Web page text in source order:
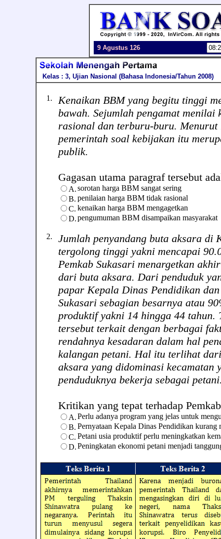
9 Agustus 126
Kelas : 3, Ujian Nasional (Bahasa Indonesia/Tahun 2008)
1. Kenaikan BBM yang begitu tinggi
bawah. Sejumlah pengamat
rasional dan terburu-buru. Menurut
pemerintah soal kebijakan itu
publik.
Gagasan utama paragraf tersebut
A.sorotan harga BBM sangat sering
B. penilaian harga BBM tidak rasional
C. kenaikan harga BBM mengagetkan
D.pengumuman BBM disampaikan masyarakat
2. Jumlah penyandang buta aksara di
tergolong tinggi yakni mencapai
Pemkab Sukasari menargetkan
dari buta aksara. Dari penduduk
papar Kepala Dinas Pendidikan
Sukasari sebagian besarnya atau
produktif yakni 14 hingga 44 tahun.
tersebut terkait dengan berbagai
rendahnya kesadaran dalam hal
kalangan petani. Hal itu terlihat
aksara yang didominasi kecamatan
penduduknya bekerja sebagai
Kritikan yang tepat terhadap
A.Perlu adanya program yang jelas untuk
B. Pernyataan Kepala Dinas Pendidikan kurang
C. Petani usia produktif perlu meningkatkan
D.Peningkatan ekonomi petani menjadi